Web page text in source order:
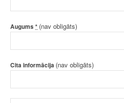
Augums* (nav obligāts)
Cita informācija (nav obligāts)